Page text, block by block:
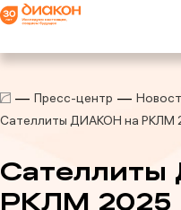
Пресс-центр
Сателлиты ДИАКОН на РКЛМ
РКЛМ 2025